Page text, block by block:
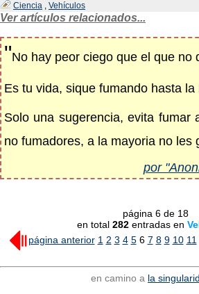
Ciencia , Vehículos
Ver artículos relacionados...
"No hay peor ciego que el que no
Es tu vida, sique fumando hasta la
Solo una sugerencia, evita fumar
no fumadores, a la mayoria no les
por
página 6 de 18
en total 282 entradas en
página anterior 1 2 3 4 56 7 8 9 10 11
en camino a la